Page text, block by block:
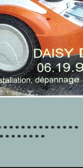
* * * * * * * * * * * * *
* * * * * * *